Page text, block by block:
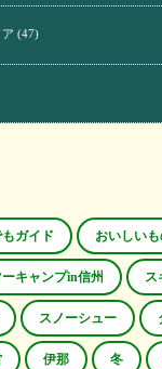
(47)
ガイド おいしい
キャンプin信州 ス
スノーシュー
伊那 冬